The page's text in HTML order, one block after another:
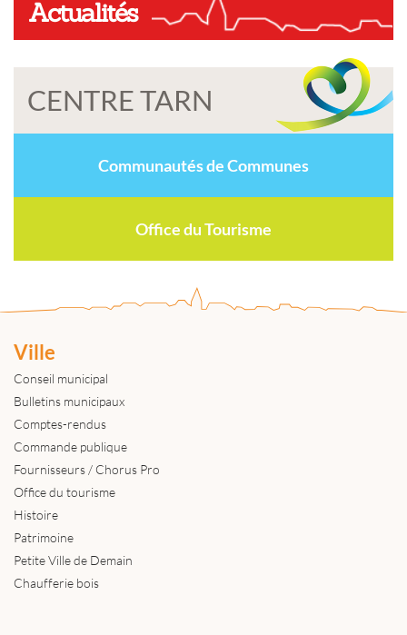
Actualités
CENTRE TARN
Communautés de Communes
Office du Tourisme
Ville
Conseil municipal
Bulletins municipaux
Comptes-rendus
Commande publique
Fournisseurs / Chorus Pro
Office du tourisme
Histoire
Patrimoine
Petite Ville de Demain
Chaufferie bois